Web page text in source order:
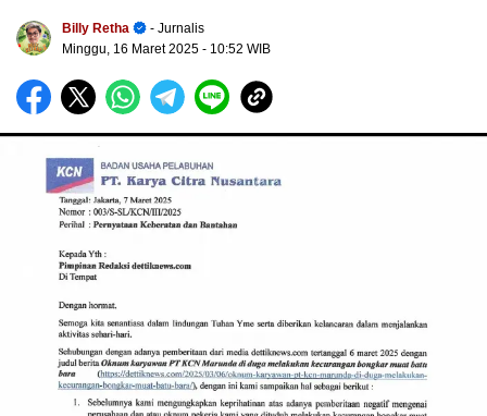
Billy Retha
- Jurnalis
Minggu, 16 Maret 2025 - 10:52 WIB